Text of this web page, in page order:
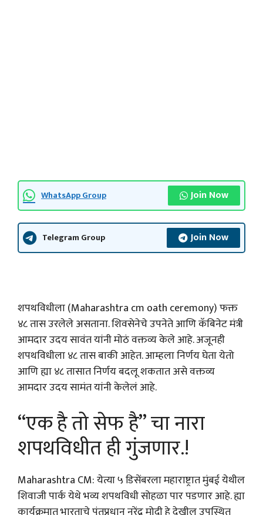
WhatsApp Group Join Now
Telegram Group Join Now
शपथविधीला (Maharashtra cm oath ceremony) फक्त
४८ तास उरलेले असताना. शिवसेनेचे उपनेते आणि कॅबिनेट मंत्री
आमदार उदय सावंत यांनी मोठं वक्तव्य केले आहे. अजूनही
शपथविधीला ४८ तास बाकी आहेत. आम्हला निर्णय घेता येतो
आणि ह्या ४८ तासात निर्णय बदलू शकतात असे वक्तव्य
आमदार उदय सामंत यांनी केलेलं आहे.
“एक है तो सेफ है” चा नारा
शपथविधीत ही गुंजणार.!
Maharashtra CM: येत्या ५ डिसेंबरला महाराष्ट्रात मुंबई येथील
शिवाजी पार्क येथे भव्य शपथविधी सोहळा पार पडणार आहे. ह्या